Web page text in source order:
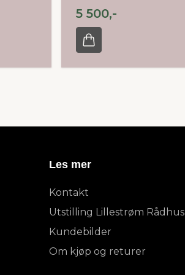
5 500,-
Les mer
Kontakt
Utstilling Lillestrøm Rådhus
Kundebilder
Om kjøp og returer